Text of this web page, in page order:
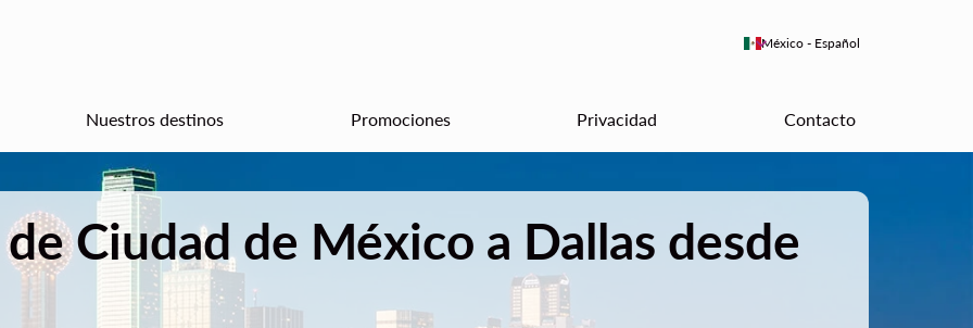
México - Español
keyboard_arrow_down
Nuestros destinos Promociones Privacidad Contacto
Ciudad de México a Dallas desde